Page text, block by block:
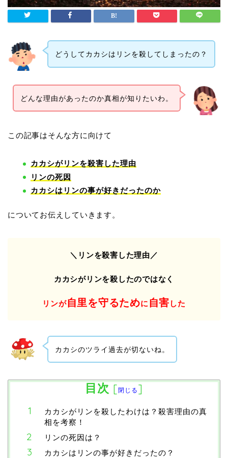
どうしてカカシはリンを殺してしまったの？
どんな理由があったのか真相が知りたいわ。
この記事はそんな方に向けて
カカシがリンを殺害した理由
リンの死因
カカシはリンの事が好きだったのか
についてお伝えしていきます。
＼リンを殺害した理由／
カカシがリンを殺したのではなく
リンが自里を守るために 自害 した
カカシのツライ過去が切ないね。
目次 [閉じる ]
カカシがリンを殺したわけは？殺害理由の真
相を考察！
リンの死因は？
カカシはリンの事が好きだったの？